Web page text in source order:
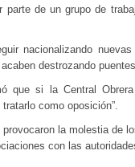
parte de un grupo de
nacionalizando
acaben destrozando
que si la Central
como oposición”.
la molestia de
con las